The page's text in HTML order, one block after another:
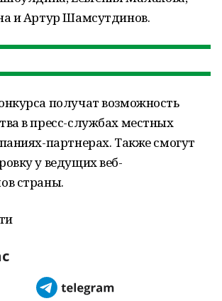
и Артур Шамсутдинов.
получат возможность
в пресс-службах местных
партнерах. Также смогут
у ведущих веб-
страны.